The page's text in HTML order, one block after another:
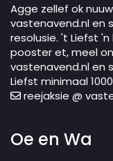
Agge zellef ok
vastenavend.nl en
resolusie. 't Liefst
pooster et, meel
vastenavend.nl en
Liefst minimaal
reejaksie @
Oe en Wa